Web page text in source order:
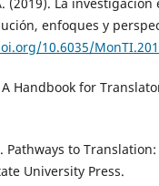
enfoques y
10.6035/
Handbook for
Pathways to
University Press.